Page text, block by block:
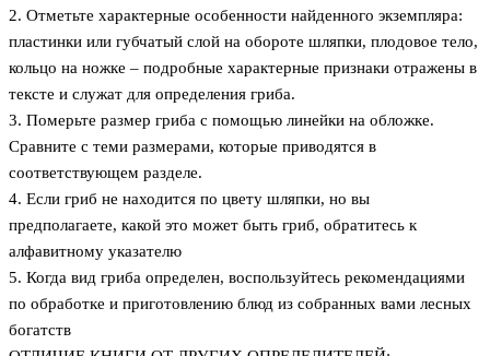
2. Отметьте характерные особенности найденного экземпляра:
пластинки или губчатый слой на обороте шляпки, плодовое тело,
кольцо на ножке – подробные характерные признаки отражены в
тексте и служат для определения гриба.
3. Померьте размер гриба с помощью линейки на обложке.
Сравните с теми размерами, которые приводятся в
соответствующем разделе.
4. Если гриб не находится по цвету шляпки, но вы
предполагаете, какой это может быть гриб, обратитесь к
алфавитному указателю
5. Когда вид гриба определен, воспользуйтесь рекомендациями
по обработке и приготовлению блюд из собранных вами лесных
богатств